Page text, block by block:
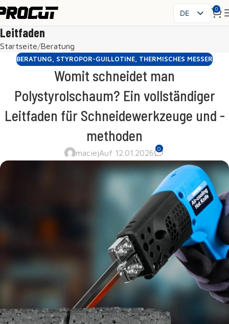
DE
SK
FR
ES
IT
0
Leitfaden
Startseite Beratung
BERATUNG, STYROPOR-GUILLOTINE, THERMISCHES MESSER
Womit schneidet man
Polystyrolschaum? Ein vollständiger
Leitfaden für Schneidewerkzeuge und -
methoden
maciejAuf 12.01.2026 0